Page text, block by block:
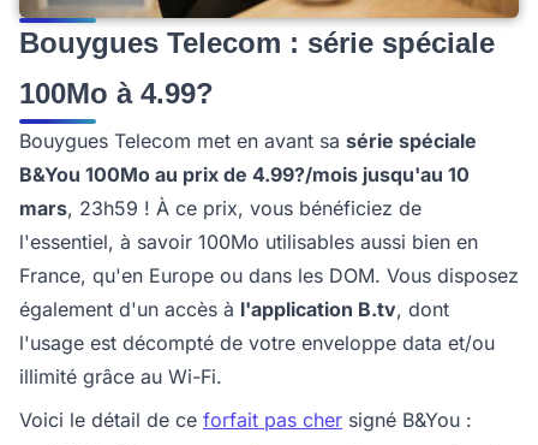
Bouygues Telecom : série spéciale
100Mo à 4.99?
Bouygues Telecom met en avant sa série spéciale
B&You 100Mo au prix de 4.99?/mois jusqu'au 10
mars, 23h59 ! À ce prix, vous bénéficiez de
l'essentiel, à savoir 100Mo utilisables aussi bien en
France, qu'en Europe ou dans les DOM. Vous disposez
également d'un accès à l'application B.tv, dont
l'usage est décompté de votre enveloppe data et/ou
illimité grâce au Wi-Fi.
Voici le détail de ce forfait pas cher signé B&You :